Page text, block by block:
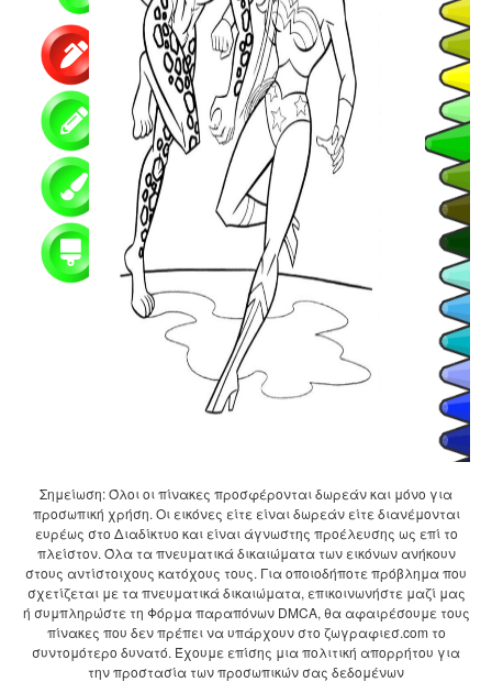
Σημείωση: Όλοι οι πίνακες προσφέρονται δωρεάν και μόνο για
προσωπική χρήση. Οι εικόνες είτε είναι δωρεάν είτε διανέμονται
ευρέως στο Διαδίκτυο και είναι άγνωστης προέλευσης ως επί το
πλείστον. Όλα τα πνευματικά δικαιώματα των εικόνων ανήκουν
στους αντίστοιχους κατόχους τους. Για οποιοδήποτε πρόβλημα που
σχετίζεται με τα πνευματικά δικαιώματα, επικοινωνήστε μαζί μας
ή συμπληρώστε τη Φόρμα παραπόνων DMCA, θα αφαιρέσουμε τους
πίνακες που δεν πρέπει να υπάρχουν στο ζωγραφιεσ.com το
συντομότερο δυνατό. Έχουμε επίσης μια πολιτική απορρήτου για
την προστασία των προσωπικών σας δεδομένων